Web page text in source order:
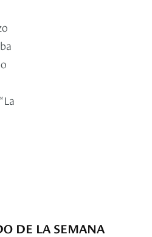
DE LA SEMANA